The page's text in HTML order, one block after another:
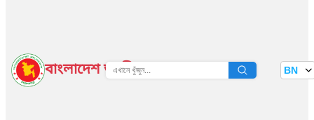
বাংলাদেশ জাতীয় তথ্য বাতায়ন BN